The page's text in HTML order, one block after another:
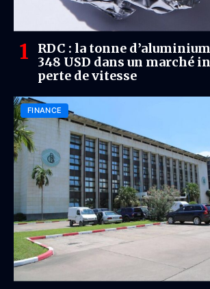
RDC : la tonne
348 USD dans un marché
perte de vitesse
FINANCE